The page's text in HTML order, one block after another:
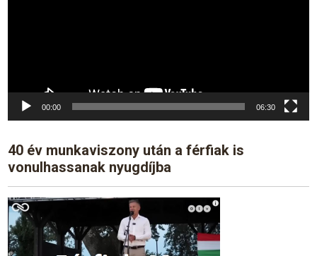
00:00 06:30
40 év munkaviszony után a férfiak is
vonulhassanak nyugdíjba